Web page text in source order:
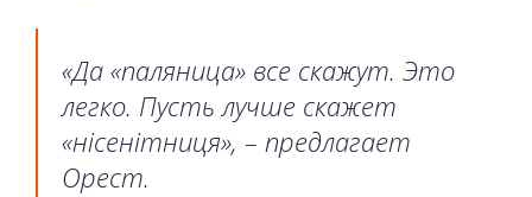
«Да «паляница» все скажут. Это
легко. Пусть лучше скажет
«нісенітниця», – предлагает
Орест.